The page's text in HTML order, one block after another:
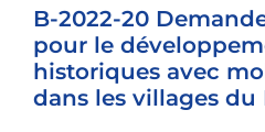
B-2022-20
pour le
historiques avec
dans les villages du